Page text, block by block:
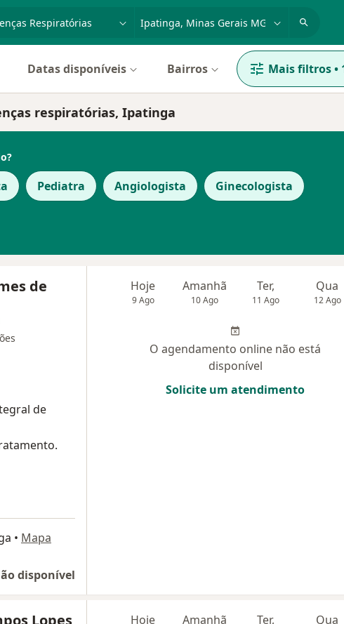
doença ou nome
Datas disponíveis Bairros Mais filtros•
respiratórias, Ipatinga
Pediatra Angiologista Ginecologista
de
de
• Mapa
disponível
Hoje
9 Ago
Amanhã
10 Ago
Ter,
11 Ago
Qua
12 Ago
O agendamento online não está
disponível
Solicite um atendimento
Hoje Amanhã Ter, Qua